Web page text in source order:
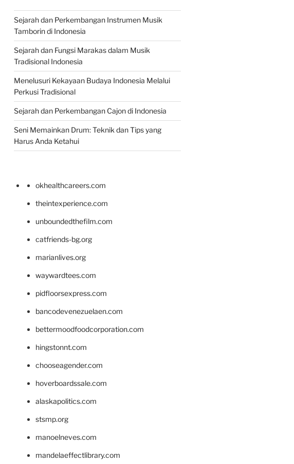
Sejarah dan Perkembangan Instrumen Musik
Tamborin di Indonesia
Sejarah dan Fungsi Marakas dalam Musik
Tradisional Indonesia
Menelusuri Kekayaan Budaya Indonesia Melalui
Perkusi Tradisional
Sejarah dan Perkembangan Cajon di Indonesia
Seni Memainkan Drum: Teknik dan Tips yang
Harus Anda Ketahui
okhealthcareers.com
theintexperience.com
unboundedthefilm.com
catfriends-bg.org
marianlives.org
waywardtees.com
pidfloorsexpress.com
bancodevenezuelaen.com
bettermoodfoodcorporation.com
hingstonnt.com
chooseagender.com
hoverboardssale.com
alaskapolitics.com
stsmp.org
manoelneves.com
mandelaeffectlibrary.com